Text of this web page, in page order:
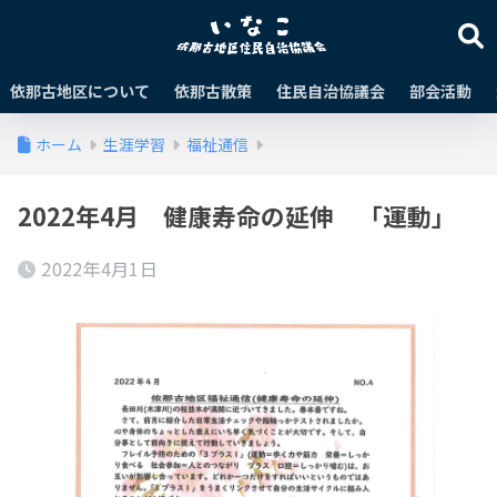
依那古地区について 依那古散策 住民自治協議会 部会活動
ホーム 生涯学習 福祉通信
2022年4月 健康寿命の延伸 「運動」
2022年4月1日